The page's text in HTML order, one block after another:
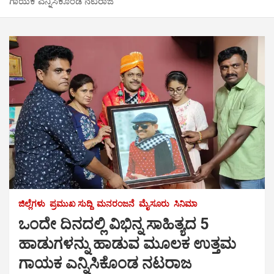
ಜಿಲ್ಲೆಗಳು ಪ್ರಮುಖ ಸುದ್ದಿ ಮನರಂಜನೆ ಮೈಸೂರು ಸಿನಿಮಾ
ಒಂದೇ ದಿನದಲ್ಲಿ ವಿಭಿನ್ನ ಸಾಹಿತ್ಯದ 5
ಹಾಡುಗಳನ್ನು ಹಾಡುವ ಮೂಲಕ ಉತ್ತಮ
ಗಾಯಕ ಎನ್ನಿಸಿಕೊಂಡ ನಟರಾಜ